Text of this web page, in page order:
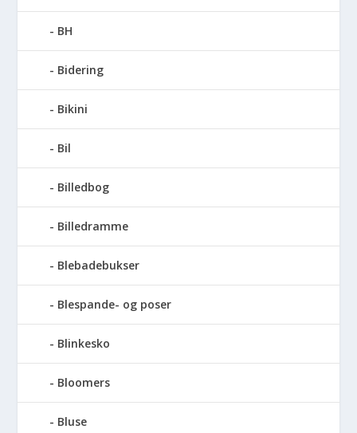
BH
Bidering
Bikini
Bil
Billedbog
Billedramme
Blebadebukser
Blespande- og poser
Blinkesko
Bloomers
Bluse